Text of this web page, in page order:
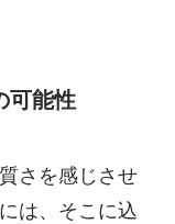
可能性
さを感じさせ
は、そこに込